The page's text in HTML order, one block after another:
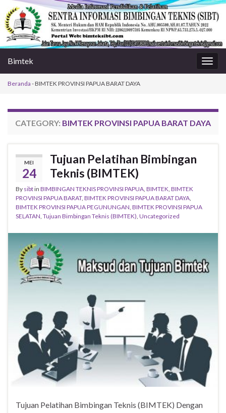
Bimtek
Beranda -BIMTEK PROVINSI PAPUA BARAT DAYA
CATEGORY: BIMTEK PROVINSI PAPUA BARAT DAYA
MEI
24
Tujuan Pelatihan Bimbingan
Teknis (BIMTEK)
By sibtin BIMBINGAN TEKNIS PROVINSI PAPUA, BIMTEK, BIMTEK
PROVINSI PAPUA BARAT, BIMTEK PROVINSI PAPUA BARAT DAYA,
BIMTEK PROVINSI PAPUA PEGUNUNGAN, BIMTEK PROVINSI PAPUA
SELATAN, Tujuan Bimbingan Teknis (BIMTEK), Uncategorized
Tujuan Pelatihan Bimbingan Teknis (BIMTEK) Dengan